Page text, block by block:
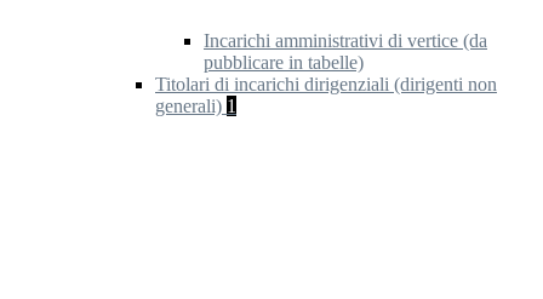
Incarichi amministrativi di vertice (da
pubblicare in tabelle)
Titolari di incarichi dirigenziali (dirigenti non
generali) 1